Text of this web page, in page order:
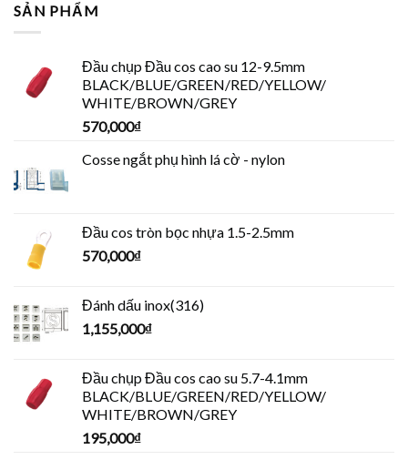
SẢN PHẨM
Đầu chụp Đầu cos cao su 12-9.5mm
BLACK/BLUE/GREEN/RED/YELLOW/
WHITE/BROWN/GREY
570,000₫
Cosse ngắt phụ hình lá cờ - nylon
Đầu cos tròn bọc nhựa 1.5-2.5mm
570,000₫
Đánh dấu inox(316)
1,155,000₫
Đầu chụp Đầu cos cao su 5.7-4.1mm
BLACK/BLUE/GREEN/RED/YELLOW/
WHITE/BROWN/GREY
195,000₫